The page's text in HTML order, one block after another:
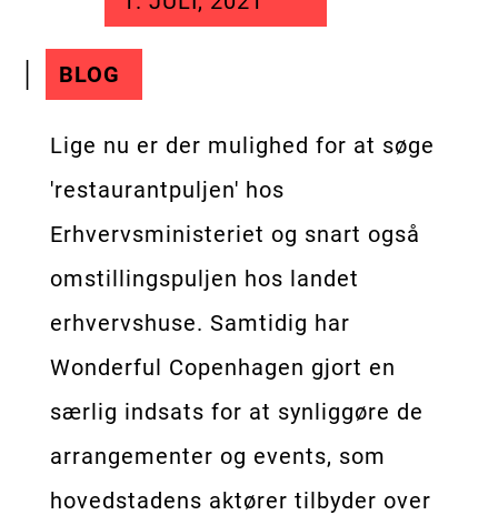
BLOG
Lige nu er der mulighed for at søge
'restaurantpuljen' hos
Erhvervsministeriet og snart også
omstillingspuljen hos landet
erhvervshuse. Samtidig har
Wonderful Copenhagen gjort en
særlig indsats for at synliggøre de
arrangementer og events, som
hovedstadens aktører tilbyder over